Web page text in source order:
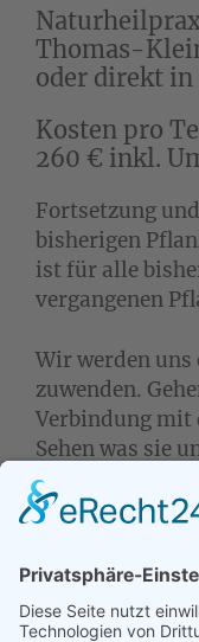
Thomas-
oder direkt
Kosten pro
260 € inkl.
Fortsetzung
bisherigen
ist für alle
vergangenen
Wir werden
zuwenden.
Verbindung mit
Sehen was sie
was wir alles
jeden Fall geht
Verbindung zu
Astrologische